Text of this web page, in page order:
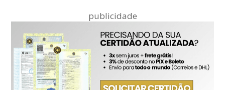
publicidade